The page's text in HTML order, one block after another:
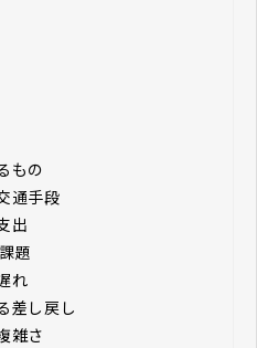
もの
通手段
出
題
れ
差し戻し
雑さ